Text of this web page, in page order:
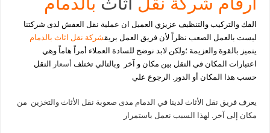
الفك والتركيب والتنظيف عزيزي العميل ان عملية نقل العفش لدى شركتنا
ليست بالعمل الصعب نظراً لأن فريق العمل بريقشركة نقل اثاث بالدمام
يتميز بالقوة والعزيمة ؛ولكن لابد نوضح للسادة العملاء
أمراً هاماًوهي
اعتبارات المكان في النقل بين مكان و آخر وبالتالي تختلف
أسعار
النقل
حسب هذا المكان
أو الدور. الرجوع علي
يعرف فريق نقل الأثاث لدينا في الدمام مدى صعوبة نقل الأثاث والتخزين من
مكان إلى آخر. لهذا السبب نعمل باستمرار